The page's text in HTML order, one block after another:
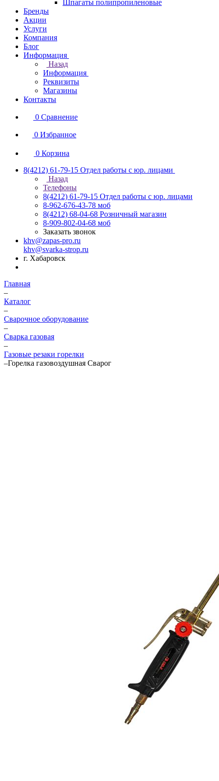
Шпагаты полипропиленовые
Бренды
Акции
Услуги
Компания
Блог
Информация
Назад
Информация
Реквизиты
Магазины
Контакты
0 Сравнение
0 Избранное
0 Корзина
8(4212) 61-79-15 Отдел работы с юр. лицами
Назад
Телефоны
8(4212) 61-79-15 Отдел работы с юр. лицами
8-962-676-43-78 моб
8(4212) 68-04-68 Розничный магазин
8-909-802-04-68 моб
Заказать звонок
khv@zapas-pro.ru
khv@svarka-strop.ru
г. Хабаровск
Главная
–
Каталог
–
Сварочное оборудование
–
Сварка газовая
–
Газовые резаки горелки
–Горелка газовоздушная Сварог